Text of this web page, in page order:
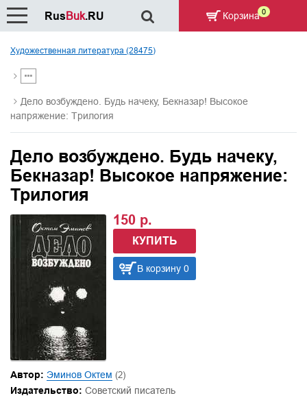
Художественная литература (28475)
Дело возбуждено. Будь начеку, Бекназар! Высокое
напряжение: Трилогия
Дело возбуждено. Будь начеку,
Бекназар! Высокое напряжение:
Трилогия
150 р.
КУПИТЬ
В корзину 0
Автор: Эминов Октем (2)
Издательство: Советский писатель
RusBuk.RU Корзина 0